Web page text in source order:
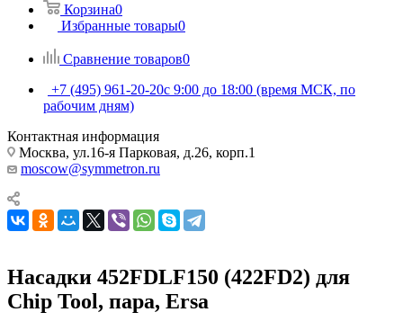
Корзина0
Избранные товары0
Сравнение товаров0
+7 (495) 961-20-20с 9:00 до 18:00 (время МСК, по
рабочим дням)
Контактная информация
Москва, ул.16-я Парковая, д.26, корп.1
moscow@symmetron.ru
Насадки 452FDLF150 (422FD2) для
Chip Tool, пара, Ersa